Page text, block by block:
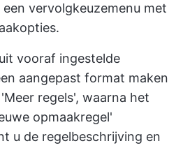
vervolgkeuzemenu met
vooraf ingestelde
aangepast format maken
regels', waarna het
opmaakregel'
u de regelbeschrijving en